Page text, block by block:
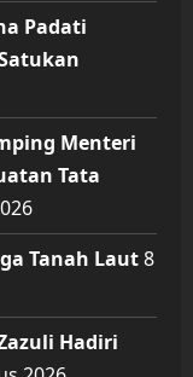
Padati
Menteri
Tata
Tanah Laut8
Hadiri